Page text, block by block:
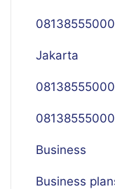
Jakarta
Business
Business